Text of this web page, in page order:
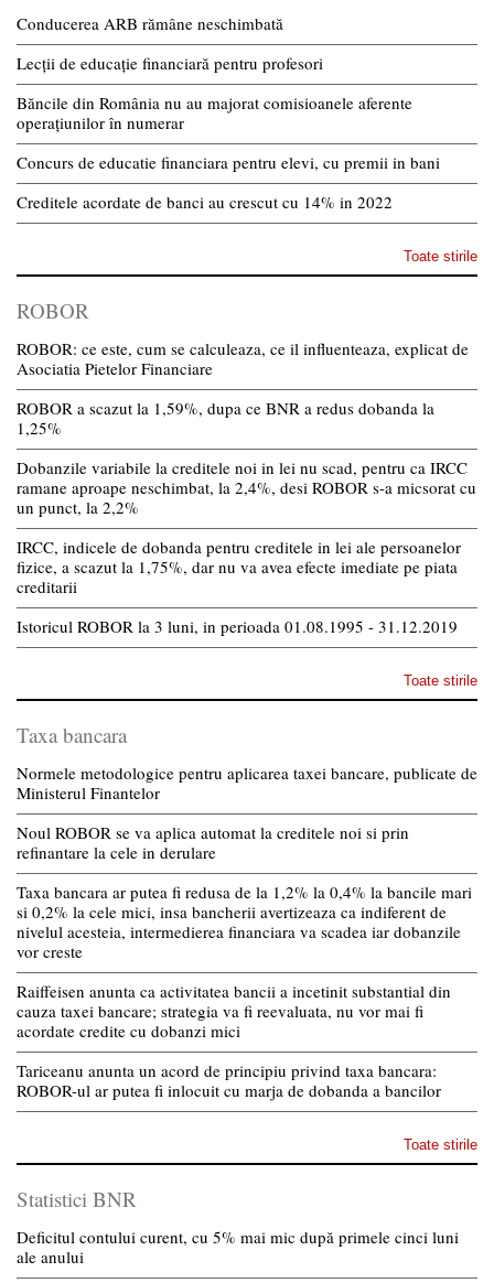
Conducerea ARB rămâne neschimbată
Lecții de educație financiară pentru profesori
Băncile din România nu au majorat comisioanele aferente
operațiunilor în numerar
Concurs de educatie financiara pentru elevi, cu premii in bani
Creditele acordate de banci au crescut cu 14% in 2022
Toate stirile
ROBOR
ROBOR: ce este, cum se calculeaza, ce il influenteaza, explicat de
Asociatia Pietelor Financiare
ROBOR a scazut la 1,59%, dupa ce BNR a redus dobanda la
1,25%
Dobanzile variabile la creditele noi in lei nu scad, pentru ca IRCC
ramane aproape neschimbat, la 2,4%, desi ROBOR s-a micsorat cu
un punct, la 2,2%
IRCC, indicele de dobanda pentru creditele in lei ale persoanelor
fizice, a scazut la 1,75%, dar nu va avea efecte imediate pe piata
creditarii
Istoricul ROBOR la 3 luni, in perioada 01.08.1995 - 31.12.2019
Toate stirile
Taxa bancara
Normele metodologice pentru aplicarea taxei bancare, publicate de
Ministerul Finantelor
Noul ROBOR se va aplica automat la creditele noi si prin
refinantare la cele in derulare
Taxa bancara ar putea fi redusa de la 1,2% la 0,4% la bancile mari
si 0,2% la cele mici, insa bancherii avertizeaza ca indiferent de
nivelul acesteia, intermedierea financiara va scadea iar dobanzile
vor creste
Raiffeisen anunta ca activitatea bancii a incetinit substantial din
cauza taxei bancare; strategia va fi reevaluata, nu vor mai fi
acordate credite cu dobanzi mici
Tariceanu anunta un acord de principiu privind taxa bancara:
ROBOR-ul ar putea fi inlocuit cu marja de dobanda a bancilor
Toate stirile
Statistici BNR
Deficitul contului curent, cu 5% mai mic după primele cinci luni
ale anului